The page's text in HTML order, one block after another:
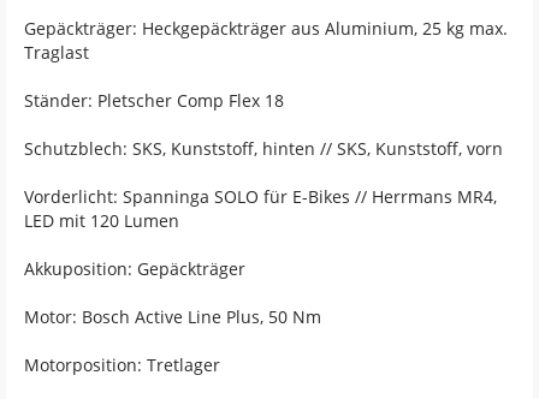
Gepäckträger: Heckgepäckträger aus Aluminium, 25 kg max.
Traglast
Ständer: Pletscher Comp Flex 18
Schutzblech: SKS, Kunststoff, hinten // SKS, Kunststoff, vorn
Vorderlicht: Spanninga SOLO für E-Bikes // Herrmans MR4,
LED mit 120 Lumen
Akkuposition: Gepäckträger
Motor: Bosch Active Line Plus, 50 Nm
Motorposition: Tretlager